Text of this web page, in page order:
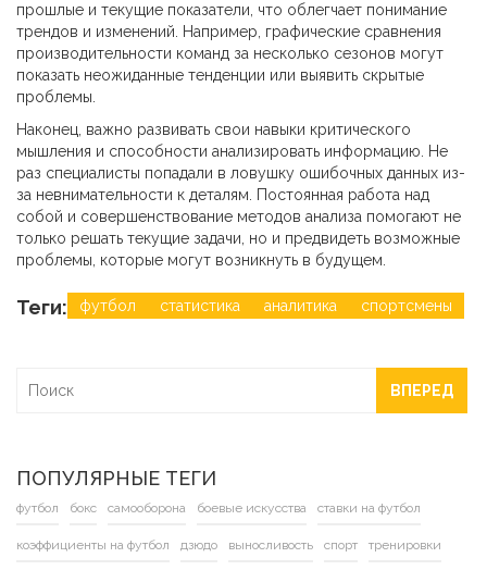
прошлые и текущие показатели, что облегчает понимание
трендов и изменений. Например, графические сравнения
производительности команд за несколько сезонов могут
показать неожиданные тенденции или выявить скрытые
проблемы.
Наконец, важно развивать свои навыки критического
мышления и способности анализировать информацию. Не
раз специалисты попадали в ловушку ошибочных данных из-
за невнимательности к деталям. Постоянная работа над
собой и совершенствование методов анализа помогают не
только решать текущие задачи, но и предвидеть возможные
проблемы, которые могут возникнуть в будущем.
Теги: футбол статистика аналитика спортсмены
ВПЕРЕД
ПОПУЛЯРНЫЕ ТЕГИ
футбол бокс самооборона боевые искусства ставки на футбол
коэффициенты на футбол дзюдо выносливость спорт тренировки